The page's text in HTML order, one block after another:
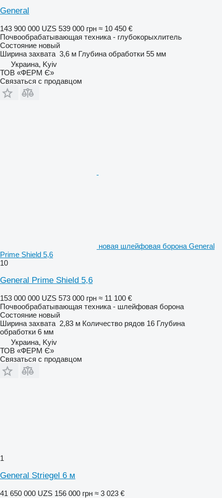
General
143 900 000 UZS 539 000 грн ≈ 10 450 €
Почвообрабатывающая техника - глубокорыхлитель
Состояние новый
Ширина захвата 3,6 м Глубина обработки 55 мм
Украина, Kyiv
ТОВ «ФЕРМ Є»
Связаться с продавцом
новая шлейфовая борона General
Prime Shield 5,6
10
General Prime Shield 5,6
153 000 000 UZS 573 000 грн ≈ 11 100 €
Почвообрабатывающая техника - шлейфовая борона
Состояние новый
Ширина захвата 2,83 м Количество рядов 16 Глубина
обработки 6 мм
Украина, Kyiv
ТОВ «ФЕРМ Є»
Связаться с продавцом
1
General Striegel 6 м
41 650 000 UZS 156 000 грн ≈ 3 023 €